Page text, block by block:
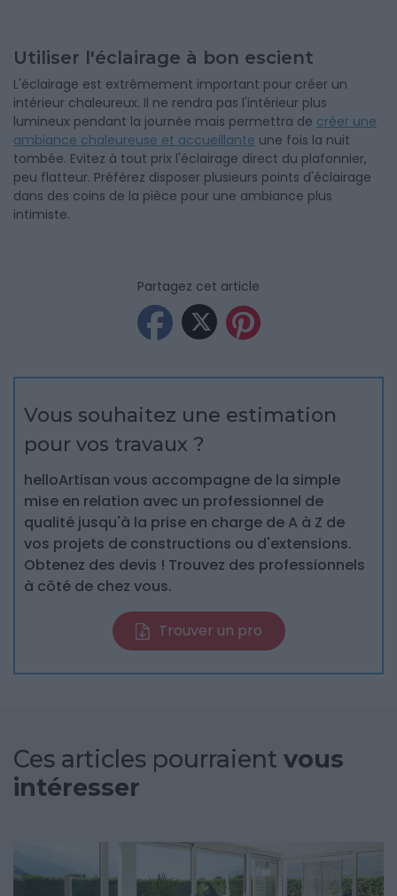
Utiliser l'éclairage à bon escient
L'éclairage est extrêmement important pour créer un
intérieur chaleureux. Il ne rendra pas l'intérieur plus
lumineux pendant la journée mais permettra de créer une
ambiance chaleureuse et accueillante une fois la nuit
tombée. Evitez à tout prix l'éclairage direct du plafonnier,
peu flatteur. Préférez disposer plusieurs points d'éclairage
dans des coins de la pièce pour une ambiance plus
intimiste.
Partagez cet article
Vous souhaitez une estimation
pour vos travaux ?
helloArtisan vous accompagne de la simple
mise en relation avec un professionnel de
qualité jusqu'à la prise en charge de A à Z de
vos projets de constructions ou d'extensions.
Obtenez des devis ! Trouvez des professionnels
à côté de chez vous.
Trouver un pro
Ces articles pourraient vous
intéresser